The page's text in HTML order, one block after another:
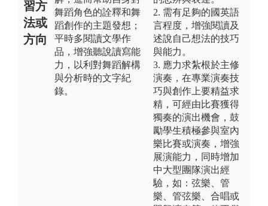
習方
法或
方向
舞蹈角色的詮釋和舞
蹈創作的主題發想；
平時多閱讀文學作
品，增強聽說讀寫能
力，以利對舞蹈解構
與分析時的文字紀
錄。
2. 需有足夠的國英語
言程度，增強閱讀及
述說自己想法的技巧
與能力。
3. 應力求紮根於主修
演奏，在專業演奏技
巧與創作上要精益求
精，可經由比賽獲得
獨奏的演出機會，鼓
勵學生積極參與室內
樂比賽或演奏，增強
展演能力，同時增加
中大型團隊演出經
驗，如：弦樂、管
樂、管弦樂、合唱或